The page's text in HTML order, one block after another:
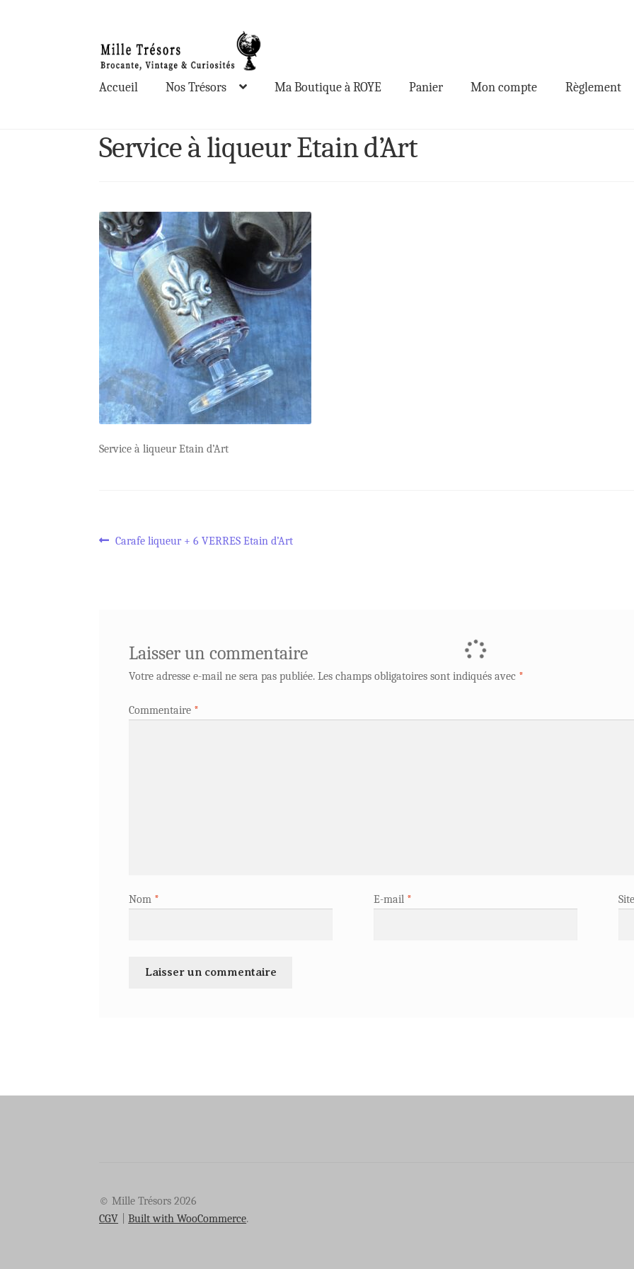
à
la
navigation
au
contenu
Accueil Nos Trésors Ma Boutique à ROYE Panier Mon compte Règlement
Service à liqueur Etain d’Art
Service à liqueur Etain d’Art
Navigation
Article
Carafe liqueur + 6 VERRES Etain d’Art
Laisser un commentaire
Votre adresse e-mail ne sera pas publiée. Les champs obligatoires sont indiqués avec *
Commentaire *
Nom * E-mail *
© Mille Trésors 2026
CGV
Built with WooCommerce.